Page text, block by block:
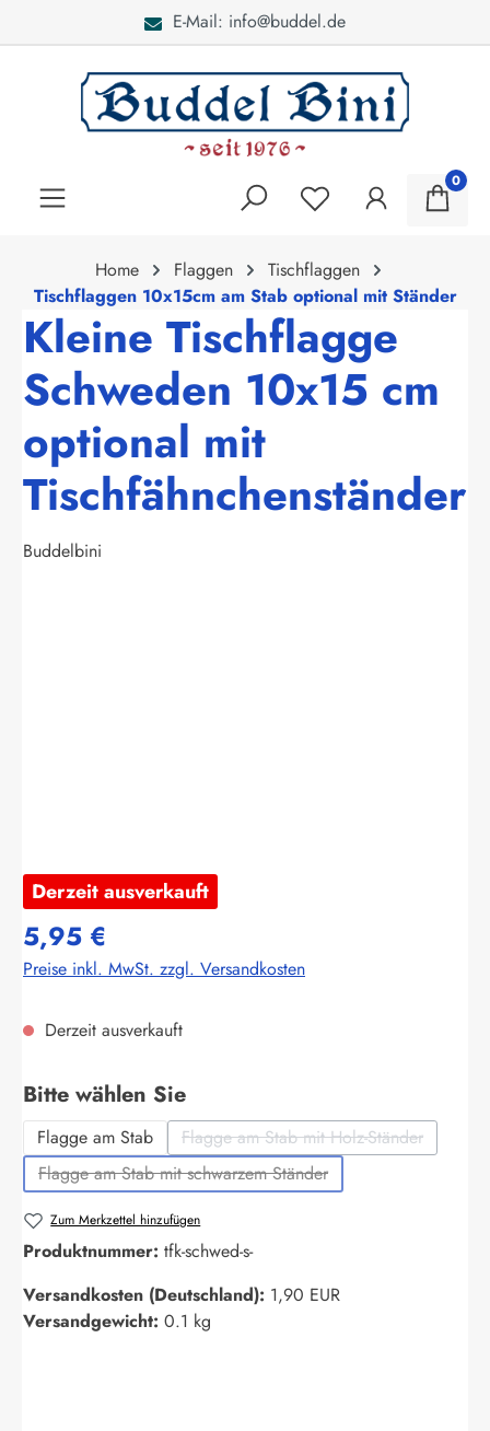
E-Mail: info@buddel.de
0
Home Flaggen
Tischflaggen
Tischflaggen 10x15cm am Stab optional mit Ständer
Kleine Tischflagge
Schweden 10x15 cm
optional mit
Tischfähnchenständer
Buddelbini
Derzeit ausverkauft
5,95 €
Preise inkl. MwSt. zzgl. Versandkosten
Derzeit ausverkauft
Bitte wählen Sieauswählen
Flagge am Stab Flagge am Stab mit Holz-Ständer
(Diese Option ist zurzeit
Flagge am Stab mit schwarzem Ständer
(Diese Option ist zurzeit nicht verfügbar.)
Zum Merkzettel hinzufügen
Produktnummer: tfk-schwed-s-
Versandkosten (Deutschland): 1,90 EUR
Versandgewicht: 0.1 kg